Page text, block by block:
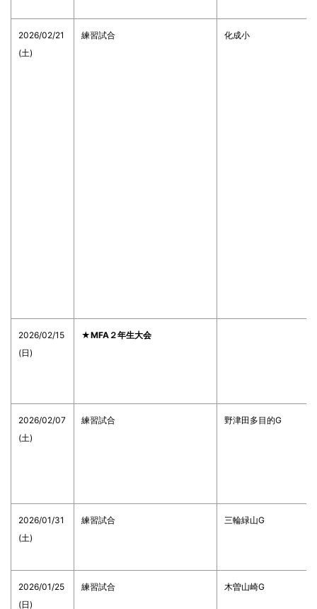
2026/02/21
(土)
練習試合 化成小
2026/02/15
(日)
★MFA２年生大会
2026/02/07
(土)
練習試合 野津田多目的G
2026/01/31
(土)
練習試合 三輪緑山G
2026/01/25
(日)
練習試合 木曽山崎G